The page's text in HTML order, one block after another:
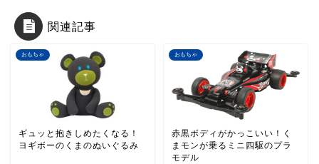
関連記事
おもちゃ
ギュッと抱きしめたくなる！
ヨギボーのくまのぬいぐるみ
おもちゃ
赤黒ボディがかっこいい！く
まモンが乗るミニ四駆のプラ
モデル